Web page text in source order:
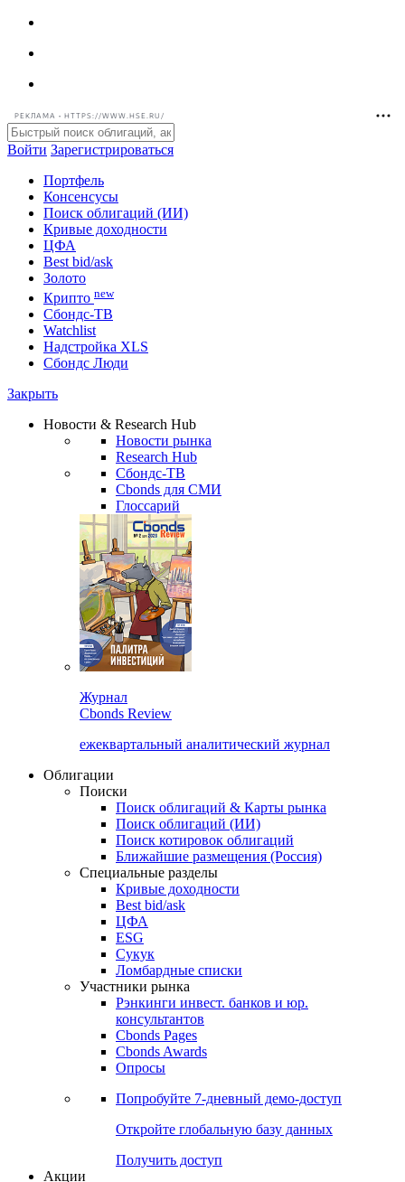
РЕКЛАМА • HTTPS://WWW.HSE.RU/
Войти Зарегистрироваться
Портфель
Консенсусы
Поиск облигаций (ИИ)
Кривые доходности
ЦФА
Best bid/ask
Золото
Крипто new
Watchlist
Сбондс Люди
Новости & Research Hub
Новости рынка
Research Hub
Сбондс-ТВ
Cbonds для СМИ
Глоссарий
Cbonds Review
ежеквартальный аналитический журнал
Облигации
Поиски
Поиск облигаций & Карты рынка
Поиск облигаций (ИИ)
Поиск котировок облигаций
Ближайшие размещения (Россия)
Специальные разделы
Кривые доходности
Best bid/ask
ЦФА
ESG
Сукук
Ломбардные списки
Участники рынка
Рэнкинги инвест. банков и юр.
Cbonds Pages
Опросы
Попробуйте7-дневный